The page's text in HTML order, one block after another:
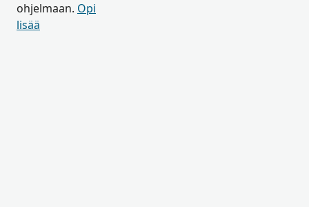
ohjelmaan. Opi
lisää